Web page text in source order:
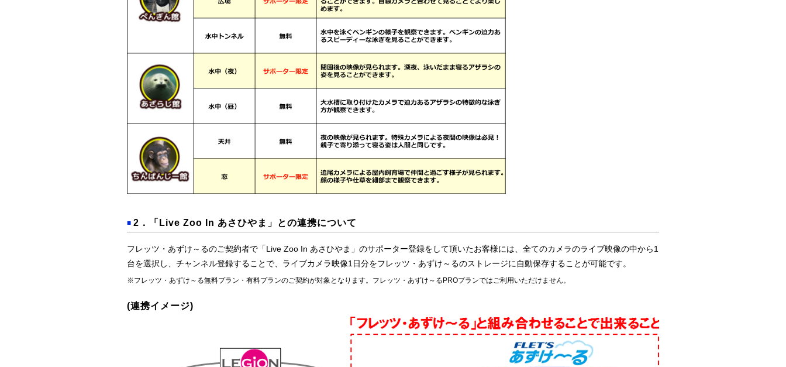
■ 2．「Live Zoo In あさひやま」との連携について
フレッツ・あずけ～るのご契約者で「Live Zoo In あさひやま」のサポーター登録をして頂いたお客様には、全てのカメラのライブ映像の中から1
台を選択し、チャンネル登録することで、ライブカメラ映像1日分をフレッツ・あずけ～るのストレージに自動保存することが可能です。
※フレッツ・あずけ～る無料プラン・有料プランのご契約が対象となります。フレッツ・あずけ～るPROプランではご利用いただけません。
(連携イメージ)